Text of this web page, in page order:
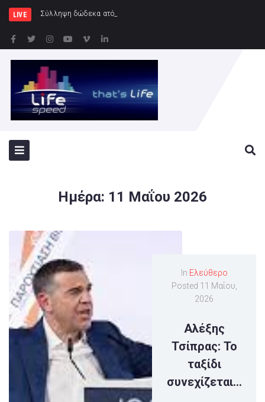
LIVE Σύλληψη δώδεκα ατόμων κατά τη διάρκεια του πο
Ημέρα: 11 Μαΐου 2026
In Ελεύθερο
Posted 11 Μαΐου,
2026
Αλέξης
Τσίπρας: Το
ταξίδι
συνεχίζεται…